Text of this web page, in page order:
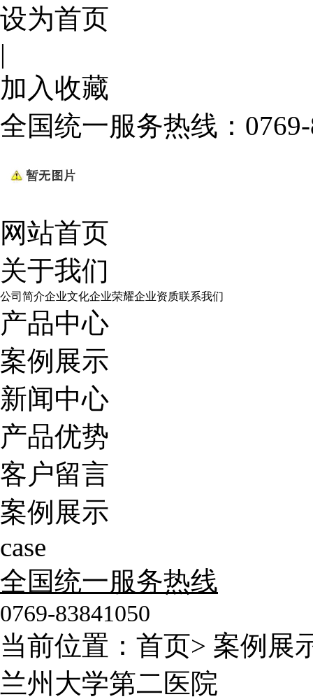
设为首页
|
加入收藏
全国统一服务热线：
网站首页
关于我们
公司简介企业文化企业荣耀企业资质联系我们
产品中心
案例展示
新闻中心
产品优势
客户留言
案例展示
case
全国统一服务热线
0769-83841050
当前位置： 首页> 案例展
兰州大学第二医院